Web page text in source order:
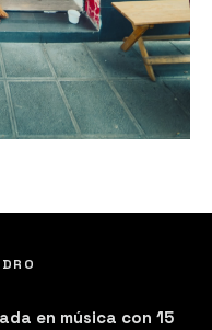
en música con 15